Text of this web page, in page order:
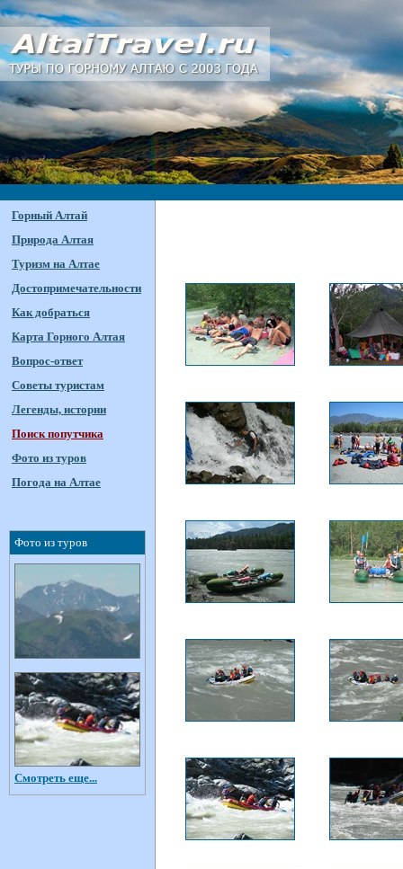
Горный Алтай
Природа Алтая
Туризм на Алтае
Достопримечательности
Как добраться
Карта Горного Алтая
Вопрос-ответ
Советы туристам
Легенды, истории
Поиск попутчика
Фото из туров
Погода на Алтае
Фото из туров
Смотреть еще...